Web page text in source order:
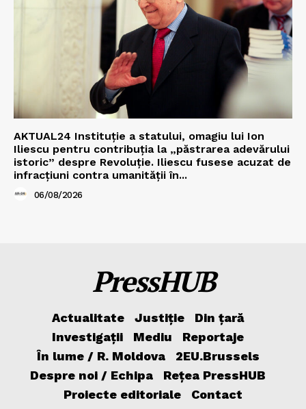
AKTUAL24 Instituție a statului, omagiu lui Ion
Iliescu pentru contribuția la „păstrarea adevărului
istoric” despre Revoluție. Iliescu fusese acuzat de
infracțiuni contra umanității în...
06/08/2026
PressHUB
Actualitate Justiție
Din țară
Investigații
Mediu
Reportaje
În lume / R. Moldova
2EU.Brussels
Despre noi / Echipa
Rețea PressHUB
Proiecte editoriale
Contact